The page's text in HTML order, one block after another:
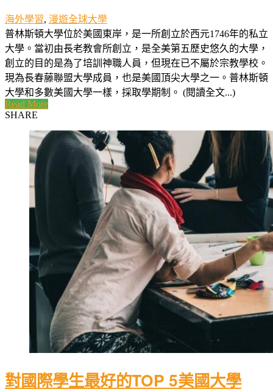
海外學習, 漫遊全球大學
普林斯頓大學位於美國東岸，是一所創立於西元1746年的私立
大學。當初由長老教會所創立，是全美第五歷史悠久的大學，
創立的目的是為了培訓神職人員，但現在已不屬於宗教學校。
現為長春藤聯盟大學成員，也是美國頂尖大學之一。普林斯頓
大學和多數美國大學一樣，採取學期制。 (閱讀全文...)
Read More
SHARE
對國際學生最好的TOP 5美國大學